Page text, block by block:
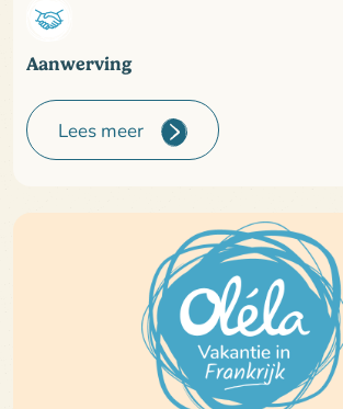
Aanwerving
Lees meer